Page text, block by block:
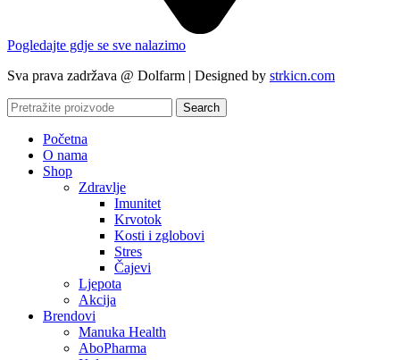
Pogledajte gdje se sve nalazimo
Sva prava zadržava @ Dolfarm | Designed by strkicn.com
Search
Početna
O nama
Shop
Zdravlje
Imunitet
Krvotok
Kosti i zglobovi
Stres
Čajevi
Ljepota
Akcija
Brendovi
Manuka Health
AboPharma